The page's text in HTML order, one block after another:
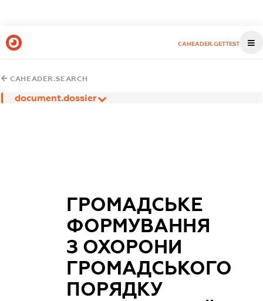
CAHEADER.GETTEST
CAHEADER.SEARCH
document.dossier
ГРОМАДСЬКЕ
ФОРМУВАННЯ
З ОХОРОНИ
ГРОМАДСЬКОГО
ПОРЯДКУ